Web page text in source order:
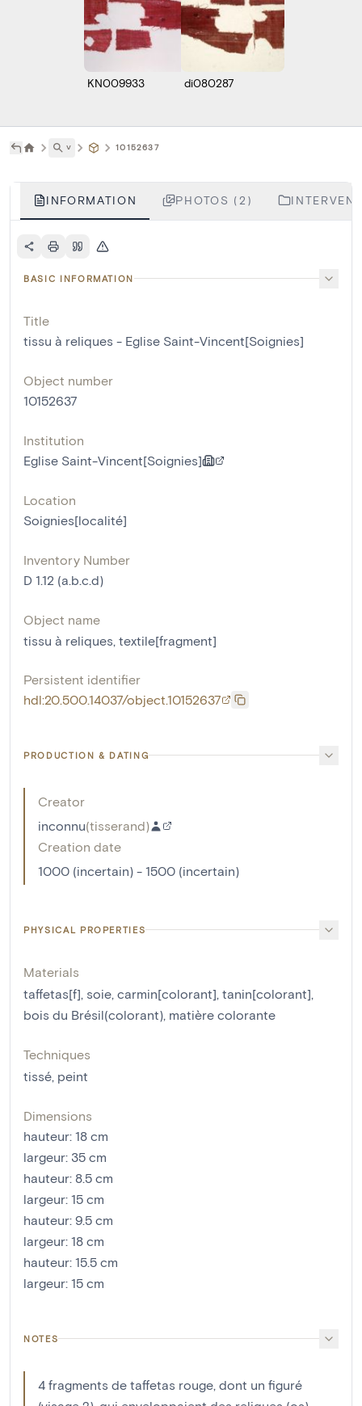
KN009933 di080287
˅ 10152637
INFORMATION PHOTOS (2)
BASIC INFORMATION
Title
tissu à reliques - Eglise Saint-Vincent[Soignies]
Object number
10152637
Institution
Eglise Saint-Vincent[Soignies]
Location
Soignies[localité]
Inventory Number
D 1.12 (a.b.c.d)
Object name
tissu à reliques, textile[fragment]
Persistent identifier
hdl:20.500.14037/object.10152637
PRODUCTION & DATING
Creator
inconnu(tisserand)
Creation date
1000 (incertain) - 1500 (incertain)
PHYSICAL PROPERTIES
Materials
taffetas[f], soie, carmin[colorant], tanin[colorant],
bois du Brésil(colorant), matière colorante
Techniques
tissé, peint
Dimensions
hauteur: 18 cm
largeur: 35 cm
hauteur: 8.5 cm
largeur: 15 cm
hauteur: 9.5 cm
largeur: 18 cm
hauteur: 15.5 cm
largeur: 15 cm
NOTES
4 fragments de taffetas rouge, dont un figuré